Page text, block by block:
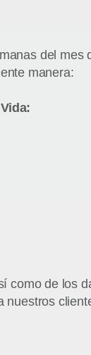
del mes
manera:
como de los
nuestros